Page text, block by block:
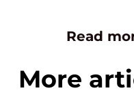
Read
More